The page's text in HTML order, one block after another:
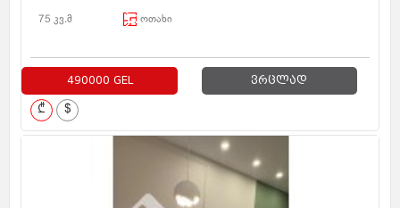
75 კვ.მ ოთახი
490000 GEL ვრცლად
₾ $